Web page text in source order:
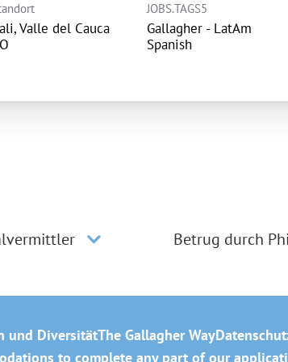
Valle del Cauca
JOBS.TAGS5
Gallagher - LatAm
Spanish
Betrug durch
und DiversitätThe Gallagher Way
to complete any part of our